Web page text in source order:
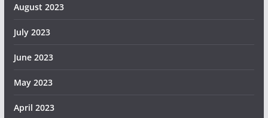
August 2023
July 2023
June 2023
May 2023
April 2023